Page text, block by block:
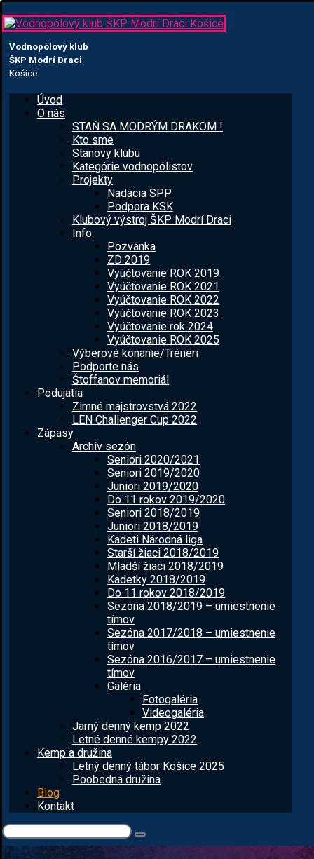
Vodnopólový klub
ŠKP Modrí Draci
Košice
Úvod
O nás
STAŇ SA MODRÝM DRAKOM !
Kto sme
Stanovy klubu
Kategórie vodnopólistov
Projekty
Nadácia SPP
Podpora KSK
Klubový výstroj ŠKP Modrí Draci
Info
Pozvánka
ZD 2019
Vyúčtovanie ROK 2019
Vyúčtovanie ROK 2021
Vyúčtovanie ROK 2022
Vyúčtovanie ROK 2023
Vyúčtovanie rok 2024
Vyúčtovanie ROK 2025
Výberové konanie/Tréneri
Podporte nás
Štoffanov memoriál
Podujatia
Zimné majstrovstvá 2022
LEN Challenger Cup 2022
Zápasy
Archív sezón
Seniori 2020/2021
Seniori 2019/2020
Juniori 2019/2020
Do 11 rokov 2019/2020
Seniori 2018/2019
Juniori 2018/2019
Kadeti Národná liga
Starší žiaci 2018/2019
Mladší žiaci 2018/2019
Kadetky 2018/2019
Do 11 rokov 2018/2019
Sezóna 2018/2019 – umiestnenie
tímov
Sezóna 2017/2018 – umiestnenie
tímov
Sezóna 2016/2017 – umiestnenie
tímov
Galéria
Fotogaléria
Videogaléria
Jarný denný kemp 2022
Letné denné kempy 2022
Kemp a družina
Letný denný tábor Košice 2025
Poobedná družina
Blog
Kontakt